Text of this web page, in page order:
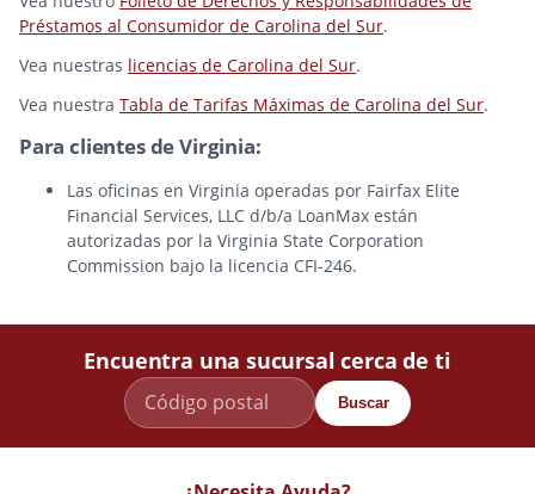
Préstamos al Consumidor de Carolina del Sur.
Vea nuestras licencias de Carolina del Sur.
Vea nuestra Tabla de Tarifas Máximas de Carolina del Sur.
Para clientes de Virginia:
Las oficinas en Virginia operadas por Fairfax Elite
Financial Services, LLC d/b/a LoanMax están
autorizadas por la Virginia State Corporation
Commission bajo la licencia CFI-246.
Encuentra una sucursal cerca de ti
Buscar